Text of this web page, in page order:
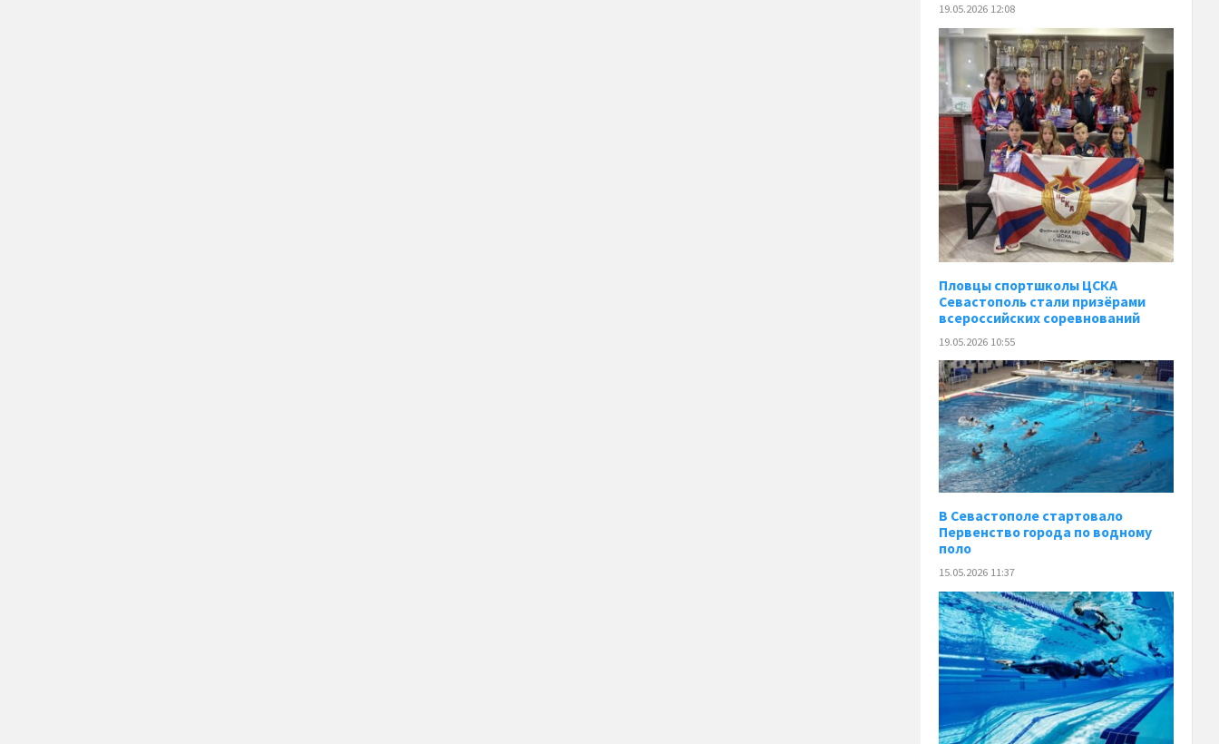
19.05.2026 12:08
Пловцы спортшколы ЦСКА
Севастополь стали призёрами
всероссийских соревнований
19.05.2026 10:55
В Севастополе стартовало
Первенство города по водному
поло
15.05.2026 11:37